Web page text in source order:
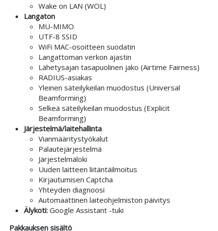
Wake on LAN (WOL)
Langaton
MU-MIMO
UTF-8 SSID
WiFi MAC-osoitteen suodatin
Langattoman verkon ajastin
Lähetysajan tasapuolinen jako (Airtime Fairness)
RADIUS-asiakas
Yleinen säteilykeilan muodostus (Universal
Beamforming)
Selkeä säteilykeilan muodostus (Explicit
Beamforming)
Järjestelmä/laitehallinta
Vianmääritystyökalut
Palautejärjestelmä
Järjestelmäloki
Uuden laitteen liitäntäilmoitus
Kirjautumisen Captcha
Yhteyden diagnoosi
Automaattinen laiteohjelmiston päivitys
Älykoti: Google Assistant -tuki
Pakkauksen sisältö